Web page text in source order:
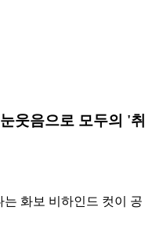
웃음으로 모두의 '취
화보 비하인드 컷이 공